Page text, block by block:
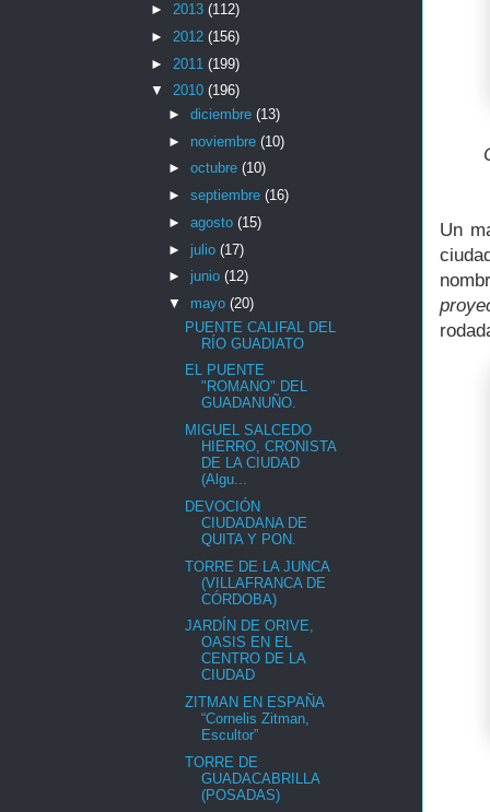
Un
► 2013 (112)
► 2012 (156)
► 2011 (199)
▼ 2010 (196)
► diciembre (13)
► noviembre (10)
► octubre (10)
► septiembre (16)
► agosto (15)
► julio (17)
► junio (12)
▼ mayo (20)
PUENTE CALIFAL DEL
RÍO GUADIATO
EL PUENTE
"ROMANO" DEL
GUADANUÑO.
MIGUEL SALCEDO
HIERRO, CRONISTA
DE LA CIUDAD
(Algu...
DEVOCIÓN
CIUDADANA DE
QUITA Y PON.
TORRE DE LA JUNCA
(VILLAFRANCA DE
CÓRDOBA)
JARDÍN DE ORIVE,
OASIS EN EL
CENTRO DE LA
CIUDAD
ZITMAN EN ESPAÑA
“Cornelis Zitman,
Escultor”
TORRE DE
GUADACABRILLA
(POSADAS)